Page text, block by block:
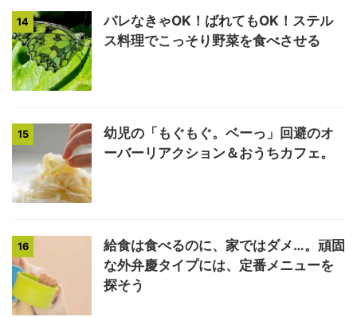
14
バレなきゃOK！ばれてもOK！ステル
ス料理でこっそり野菜を食べさせる
15
幼児の「もぐもぐ。ベーっ」回避のオ
ーバーリアクション＆おうちカフェ。
16
給食は食べるのに、家ではダメ…。頑固
な外弁慶タイプには、定番メニューを
探そう